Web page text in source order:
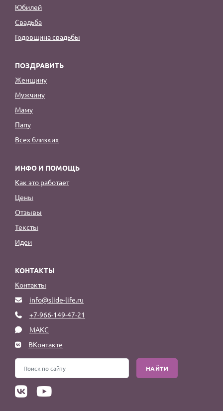
Юбилей
Свадьба
Годовщина свадьбы
ПОЗДРАВИТЬ
Женщину
Мужчину
Маму
Папу
Всех близких
ИНФО И ПОМОЩЬ
Как это работает
Цены
Отзывы
Тексты
Идеи
КОНТАКТЫ
Контакты
info@slide-life.ru
+7-966-149-47-21
МАКС
ВКонтакте
НАЙТИ